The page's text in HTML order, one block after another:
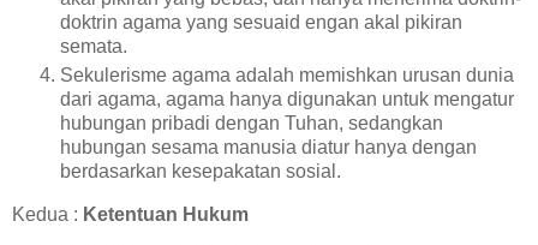
doktrin agama yang sesuaid engan akal pikiran
semata.
Sekulerisme agama adalah memishkan urusan dunia
dari agama, agama hanya digunakan untuk mengatur
hubungan pribadi dengan Tuhan, sedangkan
hubungan sesama manusia diatur hanya dengan
berdasarkan kesepakatan sosial.
Kedua : Ketentuan Hukum